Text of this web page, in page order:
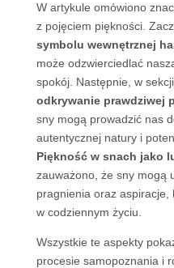
W artykule omówiono
z pojęciem piękności.
symbolu wewnętrznej
może odzwierciedlać
spokój. Następnie, w sekcji
odkrywanie prawdziwej
sny mogą prowadzić nas
autentycznej natury i
Piękność w snach jako
zauważono, że sny mogą
pragnienia oraz
w codziennym życiu.
Wszystkie te aspekty
procesie samopoznania i